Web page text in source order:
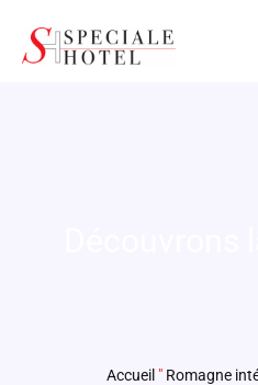
Accueil " Romagne